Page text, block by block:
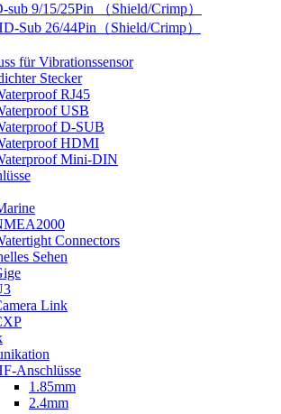
sub 9/15/25Pin （Shield/Crimp）
Sub 26/44Pin（Shield/Crimp）
für Vibrationssensor
Stecker
RJ45
USB
D-SUB
HDMI
Mini-DIN
Connectors
Sehen
Link
Anschlüsse
1.85mm
2.4mm